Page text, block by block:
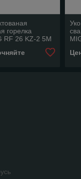
горелка
RF 26 KZ-2 5M
для RF GRIP